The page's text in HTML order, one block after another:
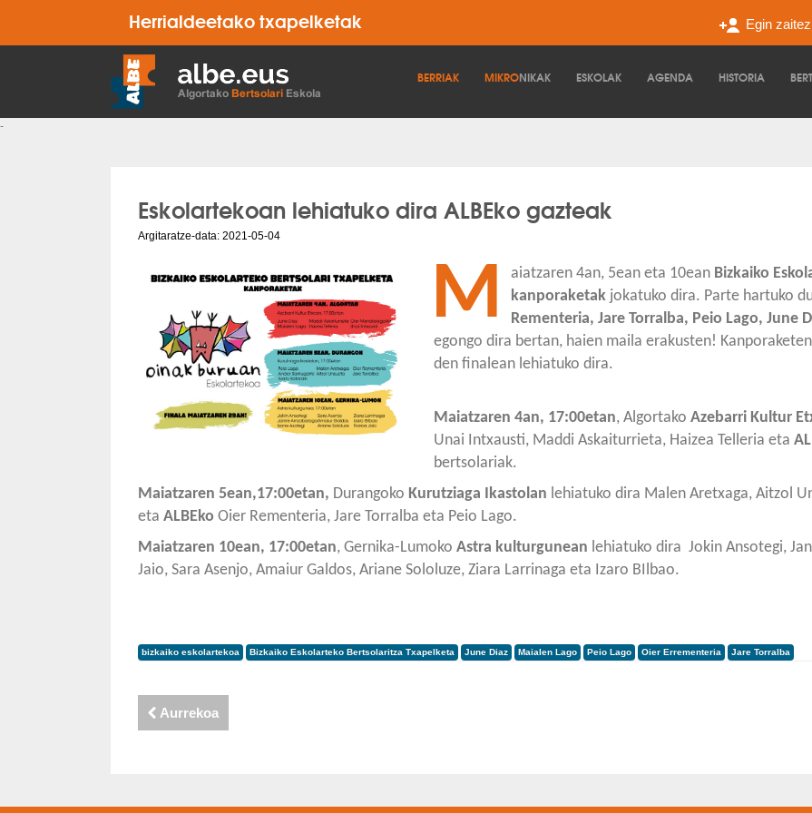
BERRIAK MIKRONIKAK ESKOLAK AGENDA HISTORIA
Herrialdeetako txapelketak Egin
-
Eskolartekoan lehiatuko dira ALBEko gazteak
Argitaratze-data: 2021-05-04
M aiatzaren 4an, 5ean eta 10ean Bizkaiko
kanporaketak jokatuko dira. Parte hartuko
Rementeria, Jare Torralba, Peio Lago, June
egongo dira bertan, haien maila erakusten!
den finalean lehiatuko dira.
Maiatzaren 4an, 17:00etan, Algortako Azebarri Kultur
Unai Intxausti, Maddi Askaiturrieta, Haizea Telleria eta
bertsolariak.
Maiatzaren 5ean,17:00etan, Durangoko Kurutziaga Ikastolan lehiatuko dira Malen Aretxaga, Aitzol
eta ALBEko Oier Rementeria, Jare Torralba eta Peio Lago.
Maiatzaren 10ean, 17:00etan, Gernika-Lumoko Astra kulturgunean lehiatuko dira Jokin Ansotegi,
Jaio, Sara Asenjo, Amaiur Galdos, Ariane Sololuze, Ziara Larrinaga eta Izaro BIlbao.
bizkaiko eskolartekoa Bizkaiko Eskolarteko Bertsolaritza Txapelketa June Diaz Maialen Lago Peio Lago Oier Errementeria Jare Torralba
Aurrekoa